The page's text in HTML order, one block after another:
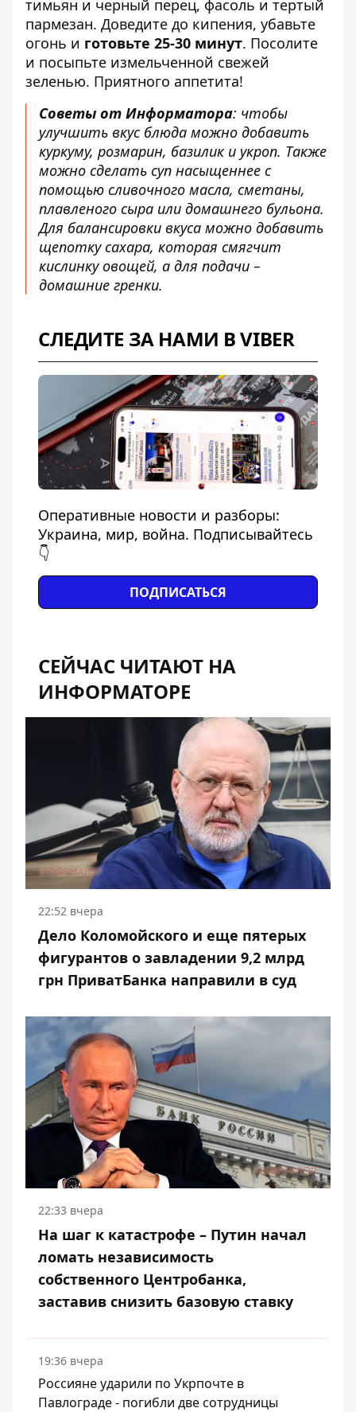
тимьян и черный перец, фасоль и тертый
пармезан. Доведите до кипения, убавьте
огонь и готовьте 25-30 минут. Посолите
и посыпьте измельченной свежей
зеленью. Приятного аппетита!
Советы от Информатора: чтобы
улучшить вкус блюда можно добавить
куркуму, розмарин, базилик и укроп. Также
можно сделать суп насыщеннее с
помощью сливочного масла, сметаны,
плавленого сыра или домашнего бульона.
Для балансировки вкуса можно добавить
щепотку сахара, которая смягчит
кислинку овощей, а для подачи –
домашние гренки.
СЛЕДИТЕ ЗА НАМИ В VIBER
Оперативные новости и разборы:
Украина, мир, война. Подписывайтесь
👇
ПОДПИСАТЬСЯ
СЕЙЧАС ЧИТАЮТ НА
ИНФОРМАТОРЕ
22:52 вчера
Дело Коломойского и еще пятерых
фигурантов о завладении 9,2 млрд
грн ПриватБанка направили в суд
22:33 вчера
На шаг к катастрофе – Путин начал
ломать независимость
собственного Центробанка,
заставив снизить базовую ставку
19:36 вчера
Россияне ударили по Укрпочте в
Павлограде - погибли две сотрудницы